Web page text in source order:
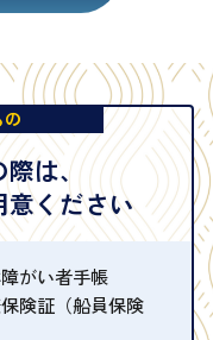
際は、
ください
がい者手帳
険証（船員保険